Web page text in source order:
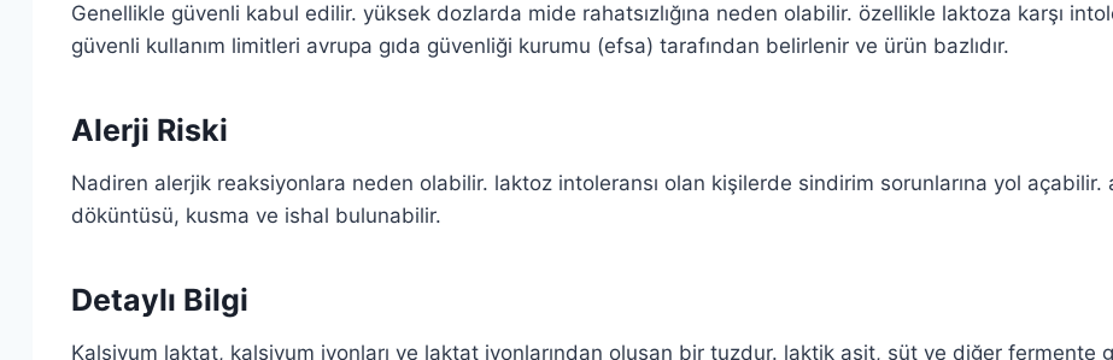
Genellikle güvenli kabul edilir. yüksek dozlarda mide rahatsızlığına neden olabilir. özellikle laktoza karşı
güvenli kullanım limitleri avrupa gıda güvenliği kurumu (efsa) tarafından belirlenir ve ürün bazlıdır.
Alerji Riski
Nadiren alerjik reaksiyonlara neden olabilir. laktoz intoleransı olan kişilerde sindirim sorunlarına yol
döküntüsü, kusma ve ishal bulunabilir.
Detaylı Bilgi
Kalsiyum laktat, kalsiyum iyonları ve laktat iyonlarından oluşan bir tuzdur. laktik asit, süt ve diğer fermente